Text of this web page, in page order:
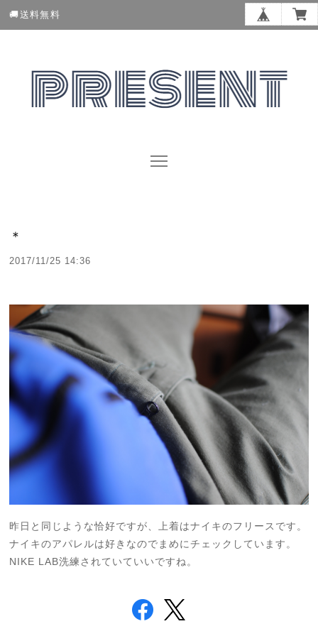
🚚送料無料
＊
2017/11/25 14:36
昨日と同じような恰好ですが、上着はナイキのフリースです。
ナイキのアパレルは好きなのでまめにチェックしています。
NIKE LAB洗練されていていいですね。